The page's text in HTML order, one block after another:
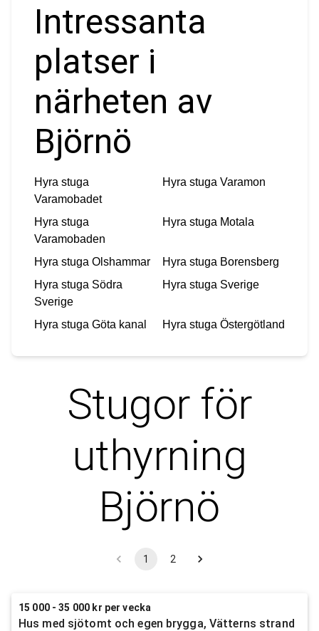
Intressanta
platser i
närheten av
Björnö
Hyra stuga
Varamobadet
Hyra stuga Varamon
Hyra stuga
Varamobaden
Hyra stuga Motala
Hyra stuga Olshammar Hyra stuga Borensberg
Hyra stuga Södra
Sverige
Hyra stuga Sverige
Hyra stuga Göta kanal Hyra stuga Östergötland
Stugor för
uthyrning
Björnö
1 2
15 000 - 35 000 kr per vecka
Hus med sjötomt och egen brygga, Vätterns strand